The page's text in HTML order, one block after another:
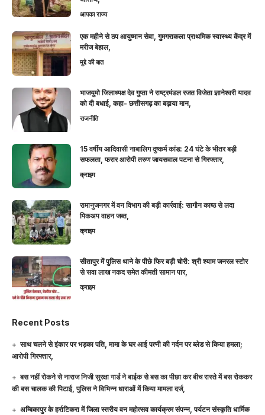
आपका राज्य
एक महीने से ठप आयुष्मान सेवा, गुमगराकला प्राथमिक स्वास्थ्य केंद्र में
मरीज बेहाल,
मुद्दे की बात
भाजयुमो जिलाध्यक्ष देव गुप्ता ने राष्ट्रमंडल रजत विजेता ज्ञानेश्वरी यादव
को दी बधाई, कहा- छत्तीसगढ़ का बढ़ाया मान,
राजनीति
15 वर्षीय आदिवासी नाबालिग दुष्कर्म कांड: 24 घंटे के भीतर बड़ी
सफलता, फरार आरोपी तरुण जायसवाल पटना से गिरफ्तार,
क्राइम
रामानुजनगर में वन विभाग की बड़ी कार्रवाई: सागौन काष्ठ से लदा
पिकअप वाहन जब्त,
क्राइम
सीतापुर में पुलिस थाने के पीछे फिर बड़ी चोरी: श्री श्याम जनरल स्टोर
से सवा लाख नकद समेत कीमती सामान पार,
क्राइम
Recent Posts
साथ चलने से इंकार पर भड़का पति, मामा के घर आई पत्नी की गर्दन पर ब्लेड से किया हमला;
आरोपी गिरफ्तार,
बस नहीं रोकने से नाराज निजी सुरक्षा गार्ड ने बाईक से बस का पीछा कर बीच रास्ते में बस रोककर
की बस चालक की पिटाई, पुलिस ने विभिन्न धाराओं में किया मामला दर्ज,
अम्बिकापुर के हर्राटिकरा में जिला स्तरीय वन महोत्सव कार्यक्रम संपन्न, पर्यटन संस्कृति धार्मिक